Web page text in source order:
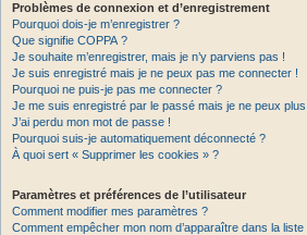
Problèmes de connexion et d’enregistrement
Pourquoi dois-je m’enregistrer ?
Que signifie COPPA ?
Je souhaite m’enregistrer, mais je n’y parviens pas !
Je suis enregistré mais je ne peux pas me connecter !
Pourquoi ne puis-je pas me connecter ?
Je me suis enregistré par le passé mais je ne peux
J’ai perdu mon mot de passe !
Pourquoi suis-je automatiquement déconnecté ?
À quoi sert « Supprimer les cookies » ?
Paramètres et préférences de l’utilisateur
Comment modifier mes paramètres ?
Comment empêcher mon nom d’apparaître dans la